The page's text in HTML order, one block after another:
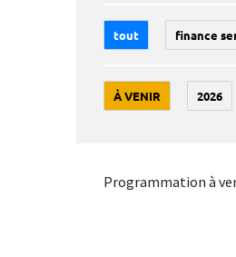
tout finance
À VENIR 2026
Programmation à